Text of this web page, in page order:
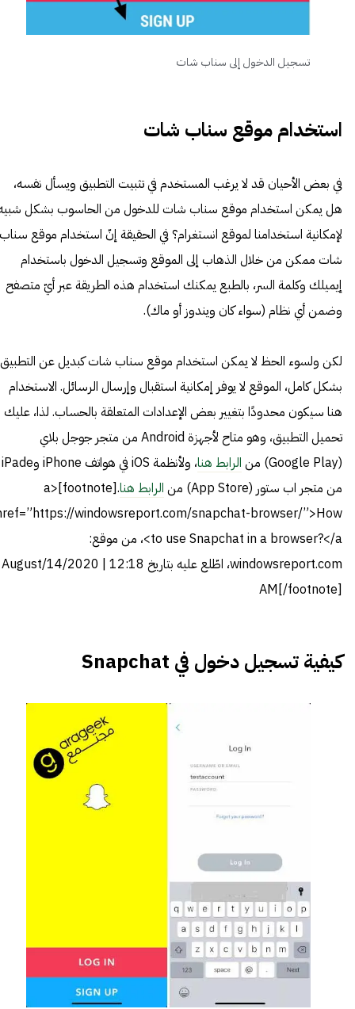
تسجيل الدخول إلى سناب شات
استخدام موقع سناب شات
في بعض الأحيان قد لا يرغب المستخدم في تثبيت التطبيق ويسأل نفسه،
هل يمكن استخدام موقع سناب شات للدخول من الحاسوب بشكل
لإمكانية استخدامنا لموقع انستغرام؟ في الحقيقة إنّ استخدام موقع سناب
شات ممكن من خلال الذهاب إلى الموقع وتسجيل الدخول باستخدام
إيميلك وكلمة السر، بالطبع يمكنك استخدام هذه الطريقة عبر أيّ متصفح
وضمن أي نظام (سواء كان ويندوز أو ماك).
لكن ولسوء الحظ لا يمكن استخدام موقع سناب شات كبديل عن التطبيق
بشكل كامل، الموقع لا يوفر إمكانية استقبال وإرسال الرسائل. الاستخدام
هنا سيكون محدودًا بتغيير بعض الإعدادات المتعلقة بالحساب. لذا، عليك
تحميل التطبيق، وهو متاح لأجهزة Android من متجر جوجل بلاي
(Google Play) من
الرابط هنا
، ولأنظمة iOS في هواتف iPhone وiPade
من متجر اب ستور (App Store) من
الرابط هنا.
[footnote]<a
windowsreport.com/snapchat-browser/”>How
to use Snapchat in a browser?</a>، من موقع:
windowsreport.com، اطّلع عليه بتاريخ August/14/2020 | 12:18
AM[/footnote]
كيفية تسجيل دخول في Snapchat